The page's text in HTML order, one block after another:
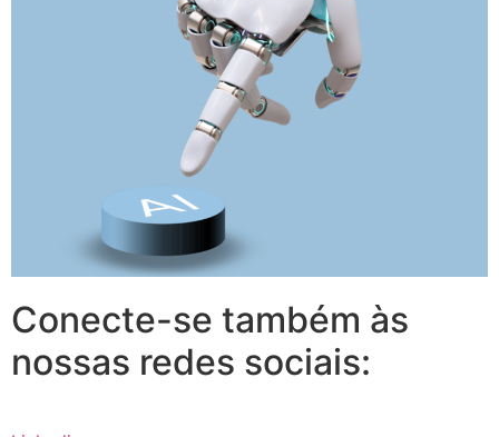
Conecte-se também às
nossas redes sociais: